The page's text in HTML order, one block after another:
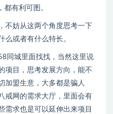
都有利可图。
不妨从这两个角度思考一下
么或者有什么特长。
同城里面找找，当然这里说
项目，思考发展方向，能不
加盟生意，大多都是骗人
戒网的需求大厅，里面会有
需求也是可以延伸出来项目